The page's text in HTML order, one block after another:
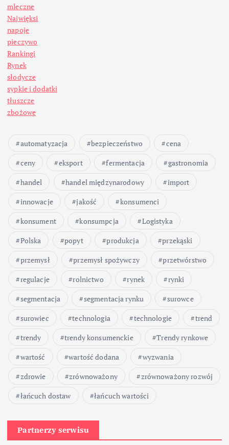
mleczne
Najwięksi
napoje
pieczywo
Rankingi
Rynek
słodycze
sypkie i dodatki
tłuszcze
zbożowe
automatyzacja bezpieczeństwo
cena
ceny
eksport fermentacja
gastronomia
handel
handel międzynarodowy
import
innowacje
jakość
konsumenci
konsument
konsumpcja
Logistyka
Polska
popyt produkcja
przekąski
przemysł
przemysł spożywczy
przetwórstwo
regulacje
rolnictwo rynek
rynki
segmentacja
segmentacja rynku
surowce
surowiec
technologia technologie
trend
trendy
trendy konsumenckie
Trendy rynkowe
wartość
wartość dodana
wyzwania
zdrowie
zrównoważony
zrównoważony rozwój
łańcuch dostaw
łańcuch wartości
Partnerzy serwisu